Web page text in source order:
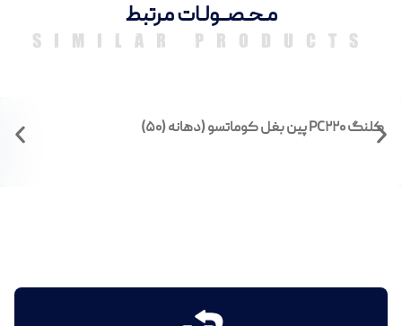
مـحـصــولـات مرتبط
SIMILAR PRODUCTS
کلنگ PC۲۲۰ پین بغل کوماتسو (دهانه (۵۰)